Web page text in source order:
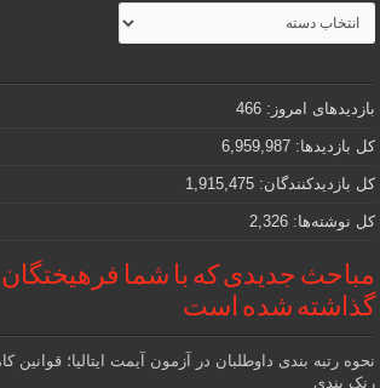
مطالب
جذاب
و
که
دنبالش
هستید
بازدیدهای امروز:466
کل بازدیدها:6,959,987
کل بازدیدکنند‌گان:1,915,475
کل نوشته‌ها:2,326
مباحث جدیدی که با شما فرهیختگان
گذاشته شده است
رنک بندی